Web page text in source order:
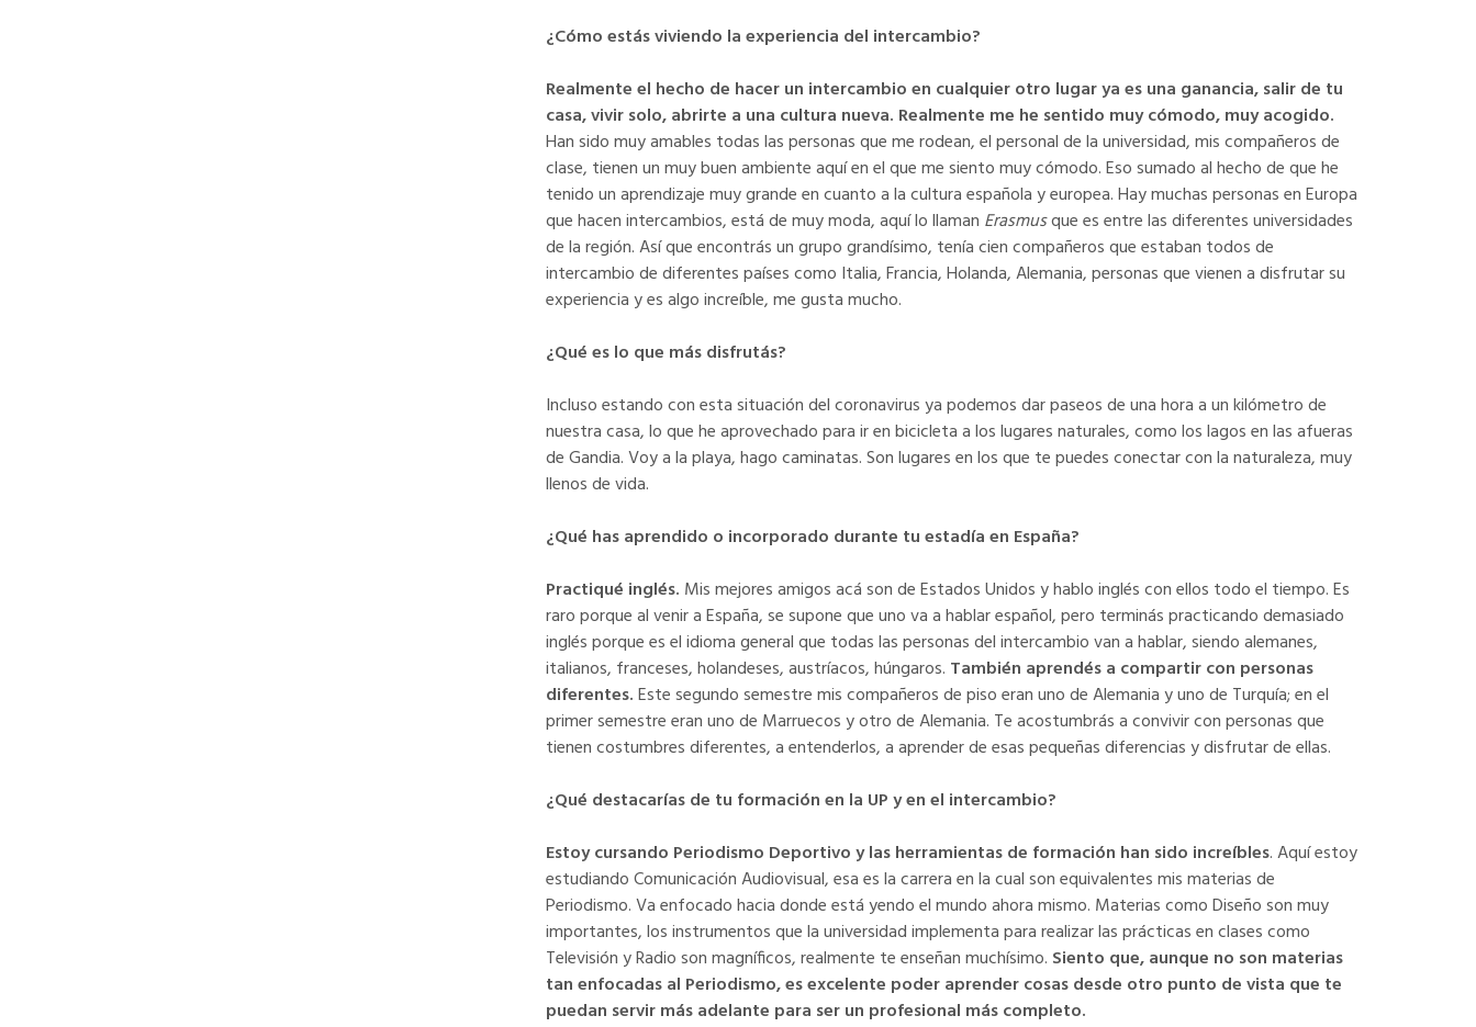
¿Cómo estás viviendo la experiencia del intercambio?
Realmente el hecho de hacer un intercambio en cualquier otro lugar ya es una ganancia, salir de tu
casa, vivir solo, abrirte a una cultura nueva. Realmente me he sentido muy cómodo, muy acogido.
Han sido muy amables todas las personas que me rodean, el personal de la universidad, mis compañeros de
clase, tienen un muy buen ambiente aquí en el que me siento muy cómodo. Eso sumado al hecho de que he
tenido un aprendizaje muy grande en cuanto a la cultura española y europea. Hay muchas personas en Europa
que hacen intercambios, está de muy moda, aquí lo llaman Erasmusque es entre las diferentes universidades
de la región. Así que encontrás un grupo grandísimo, tenía cien compañeros que estaban todos de
intercambio de diferentes países como Italia, Francia, Holanda, Alemania, personas que vienen a disfrutar su
experiencia y es algo increíble, me gusta mucho.
¿Qué es lo que más disfrutás?
Incluso estando con esta situación del coronavirus ya podemos dar paseos de una hora a un kilómetro de
nuestra casa, lo que he aprovechado para ir en bicicleta a los lugares naturales, como los lagos en las afueras
de Gandia. Voy a la playa, hago caminatas. Son lugares en los que te puedes conectar con la naturaleza, muy
llenos de vida.
¿Qué has aprendido o incorporado durante tu estadía en España?
Practiqué inglés. Mis mejores amigos acá son de Estados Unidos y hablo inglés con ellos todo el tiempo. Es
raro porque al venir a España, se supone que uno va a hablar español, pero terminás practicando demasiado
inglés porque es el idioma general que todas las personas del intercambio van a hablar, siendo alemanes,
italianos, franceses, holandeses, austríacos, húngaros. También aprendés a compartir con personas
diferentes.Este segundo semestre mis compañeros de piso eran uno de Alemania y uno de Turquía; en el
primer semestre eran uno de Marruecos y otro de Alemania. Te acostumbrás a convivir con personas que
tienen costumbres diferentes, a entenderlos, a aprender de esas pequeñas diferencias y disfrutar de ellas.
¿Qué destacarías de tu formación en la UP y en el intercambio?
Estoy cursando Periodismo Deportivo y las herramientas de formación han sido increíbles. Aquí estoy
estudiando Comunicación Audiovisual, esa es la carrera en la cual son equivalentes mis materias de
Periodismo. Va enfocado hacia donde está yendo el mundo ahora mismo. Materias como Diseño son muy
importantes, los instrumentos que la universidad implementa para realizar las prácticas en clases como
Televisión y Radio son magníficos, realmente te enseñan muchísimo. Siento que, aunque no son materias
tan enfocadas al Periodismo, es excelente poder aprender cosas desde otro punto de vista que te
puedan servir más adelante para ser un profesional más completo.